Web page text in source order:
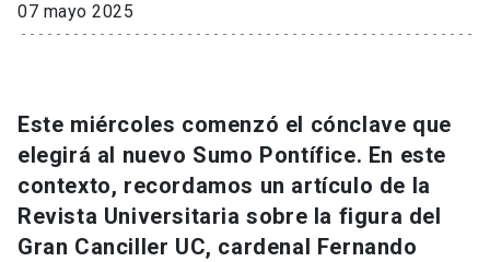
Internacionalización
Vinculación
Universidad
Información para keyboard_arrow_down
07 mayo 2025
Este miércoles comenzó el cónclave que
elegirá al nuevo Sumo Pontífice. En este
contexto, recordamos un artículo de la
Revista Universitaria sobre la figura del
Gran Canciller UC, cardenal Fernando